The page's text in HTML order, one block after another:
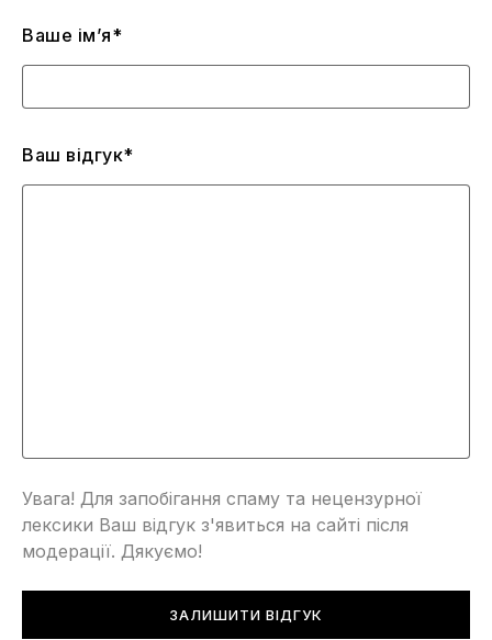
Ваше ім’я*
Ваш відгук*
Увага! Для запобігання спаму та нецензурної
лексики Ваш відгук з'явиться на сайті після
модерації. Дякуємо!
ЗАЛИШИТИ ВІДГУК